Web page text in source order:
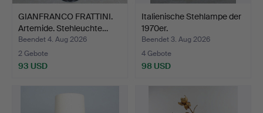
GIANFRANCO FRATTINI.
Artemide. Stehleuchte…
Beendet 4. Aug 2026
2 Gebote
93 USD
Italienische Stehlampe der
1970er.
Beendet 3. Aug 2026
4 Gebote
98 USD